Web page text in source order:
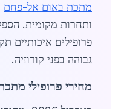
מתכת באום אל-פחם
ותחרות מקומית.
גבוהה בפני קורוזיה.
מחירי פרופילי מתכת